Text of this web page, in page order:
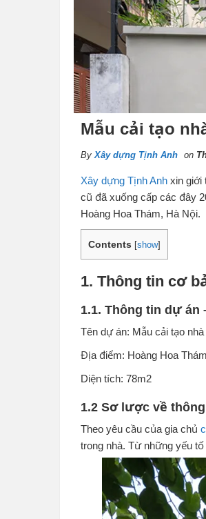
Mẫu cải tạo
ByXây dựng Tịnh Anh on
Xây dựng Tịnh Anh xin giới
cũ đã xuống cấp các đây
Hoàng Hoa Thám, Hà Nội.
Contents [show]
1. Thông tin cơ
1.1. Thông tin dự án
Tên dự án: Mẫu cải tạo
Địa điểm: Hoàng Hoa
Diện tích: 78m2
1.2 Sơ lược về
Theo yêu cầu của gia chủ
trong nhà. Từ những yếu